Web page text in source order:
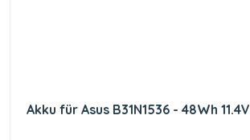
Akku für Asus B31N1536 - 48Wh 11.4V